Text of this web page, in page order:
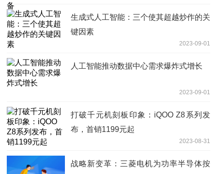
生成式人工智能：三个使其超越炒作的关
键因素
2023-09-01
人工智能推动数据中心需求爆炸式增长
2023-09-01
打破千元机刻板印象：iQOO Z8系列发
布，首销1199元起
2023-08-31
战略新变革：三菱电机为功率半导体按